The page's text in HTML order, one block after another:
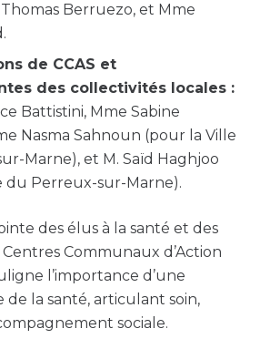
Berruezo, et Mme
de CCAS et
des collectivités locales :
Battistini, Mme Sabine
Nasma Sahnoun (pour la Ville
Marne), et M. Saïd Haghjoo
du Perreux-sur-Marne).
des élus à la santé et des
Communaux d’Action
l’importance d’une
la santé, articulant soin,
sociale.